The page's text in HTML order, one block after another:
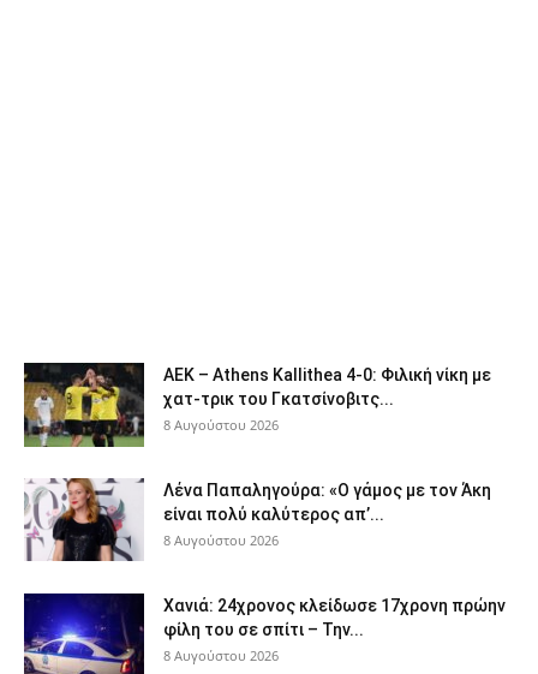
ΑΕΚ – Athens Kallithea 4-0: Φιλική νίκη με
χατ-τρικ του Γκατσίνοβιτς...
8 Αυγούστου 2026
Λένα Παπαληγούρα: «Ο γάμος με τον Άκη
είναι πολύ καλύτερος απ’...
8 Αυγούστου 2026
Χανιά: 24χρονος κλείδωσε 17χρονη πρώην
φίλη του σε σπίτι – Την...
8 Αυγούστου 2026